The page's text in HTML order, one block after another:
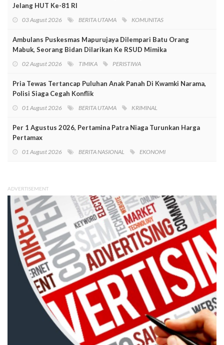
Jelang HUT Ke-81 RI
03 August 2026 BERITA UTAMA KOMUNITAS
Ambulans Puskesmas Mapurujaya Dilempari Batu Orang
Mabuk, Seorang Bidan Dilarikan Ke RSUD Mimika
02 August 2026 TIMIKA PERISTIWA
Pria Tewas Tertancap Puluhan Anak Panah Di Kwamki Narama,
Polisi Siaga Cegah Konflik
01 August 2026 BERITA UTAMA KRIMINAL
Per 1 Agustus 2026, Pertamina Patra Niaga Turunkan Harga
Pertamax
01 August 2026 BERITA NASIONAL EKONOMI
ADVERTISEMENT